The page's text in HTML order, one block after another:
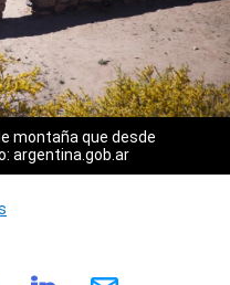
montaña que desde
argentina.gob.ar